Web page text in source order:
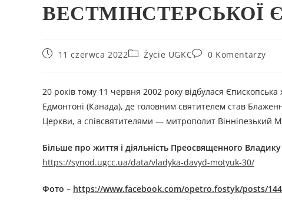
ВЕСТМІНСТЕРСЬКОЇ
11 czerwca 2022 Życie UGKC 0 Komentarzy
20 років тому 11 червня 2002 року відбулася
Едмонтоні (Канада), де головним святителем став
Церкви, а співсвятителями — митрополит Вінніпезький
Більше про життя і діяльність Преосвященного Владику
https://synod.ugcc.ua/data/vladyka-davyd-motyuk-30/
Фото – https://www.facebook.com/opetro.fostyk/posts/